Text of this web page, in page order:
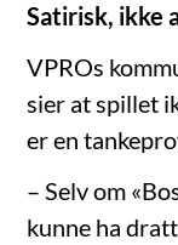
Satirisk, ikke
VPROs
sier at spillet
er en
– Selv om
kunne ha